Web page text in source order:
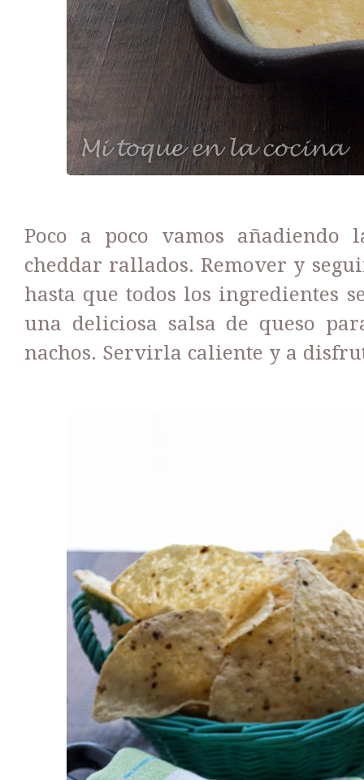
Poco a poco vamos añadiendo
cheddar rallados. Remover y
hasta que todos los ingredientes
una deliciosa salsa de queso
nachos. Servirla caliente y a